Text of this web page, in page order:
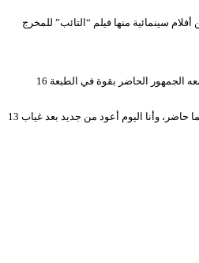
من أفلام سينمائية منها فيلم “التائب” للمخرج
اليوم وهو يصعد الركح من جديد وبعد غياب طويل في العرض الافتتاح “فضاء النجوم” تميز بخفة ظله ونكته حتى حين يخرج عن النص ويرتجل ركحيا، ليذكرنا حينا بشخصية “دقيوس” وحينا بشخصية “اللاز” ليتفاعل معه الجمهور الحاضر بقوة في الطبعة 16
يعود عسلي على طريقة الكبار بعدما فتح قلبه للركح من جديد، وفي حديثه لموقع المهرجان قال “الشغف للعودة إلى المسرح موجود، ولم ينقطع يوما، ربما أخذتني السينما والشاشة الصغيرة، لكن الفن الرابع دائما حاضر، وأنا اليوم أعود من جديد بعد غياب 13